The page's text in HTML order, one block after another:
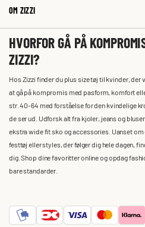
OM ZIZZI
HVORFOR GÅ PÅ
ZIZZI?
Hos Zizzi finder du plus size tøj til kvinder,
at gå på kompromis med pasform, komfort
str. 40-64 med forståelse for den kvindelige
de ser ud. Udforsk alt fra kjoler, jeans og
ekstra wide fit sko og accessories. Uanset
festtøj eller styles, der følger dig hele dagen,
dig. Shop dine favoritter online og opdag
bare standarder.